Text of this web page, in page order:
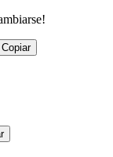
Copiar